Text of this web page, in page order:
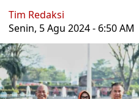
Tim Redaksi
Senin, 5 Agu 2024 - 6:50 AM